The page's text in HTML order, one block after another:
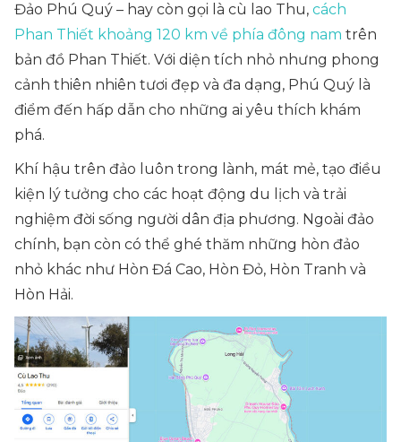
Đảo Phú Quý – hay còn gọi là cù lao Thu, cách
Phan Thiết khoảng 120 km về phía đông nam trên
bản đồ Phan Thiết. Với diện tích nhỏ nhưng phong
cảnh thiên nhiên tươi đẹp và đa dạng, Phú Quý là
điểm đến hấp dẫn cho những ai yêu thích khám
phá.
Khí hậu trên đảo luôn trong lành, mát mẻ, tạo điều
kiện lý tưởng cho các hoạt động du lịch và trải
nghiệm đời sống người dân địa phương. Ngoài đảo
chính, bạn còn có thể ghé thăm những hòn đảo
nhỏ khác như Hòn Đá Cao, Hòn Đỏ, Hòn Tranh và
Hòn Hải.